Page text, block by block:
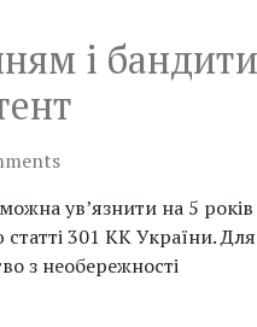
і
ув’язнити на 5 років
301 КК України.
з необережності